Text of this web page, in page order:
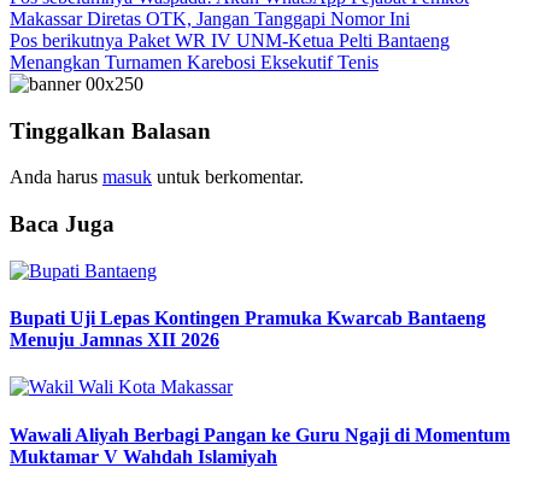
Makassar Diretas OTK, Jangan Tanggapi Nomor Ini
Pos berikutnya Paket WR IV UNM-Ketua Pelti Bantaeng
Menangkan Turnamen Karebosi Eksekutif Tenis
Tinggalkan Balasan
Anda harus masuk untuk berkomentar.
Baca Juga
Bupati Uji Lepas Kontingen Pramuka Kwarcab Bantaeng
Menuju Jamnas XII 2026
Wawali Aliyah Berbagi Pangan ke Guru Ngaji di Momentum
Muktamar V Wahdah Islamiyah